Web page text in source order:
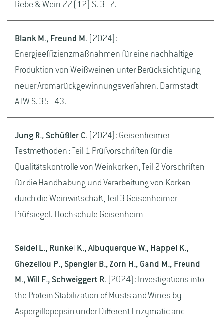
Rebe & Wein 77 (12) S. 3 - 7.
Blank M., Freund M. (2024):
Energieeffizienzmaßnahmen für eine nachhaltige
Produktion von Weißweinen unter Berücksichtigung
neuer Aromarückgewinnungsverfahren. Darmstadt
ATW S. 35 - 43.
Jung R., Schüßler C. (2024): Geisenheimer
Testmethoden : Teil 1 Prüfvorschriften für die
Qualitätskontrolle von Weinkorken, Teil 2 Vorschriften
für die Handhabung und Verarbeitung von Korken
durch die Weinwirtschaft, Teil 3 Geisenheimer
Prüfsiegel. Hochschule Geisenheim
Seidel L., Runkel K., Albuquerque W., Happel K.,
Ghezellou P., Spengler B., Zorn H., Gand M., Freund
M., Will F., Schweiggert R. (2024): Investigations into
the Protein Stabilization of Musts and Wines by
Aspergillopepsin under Different Enzymatic and